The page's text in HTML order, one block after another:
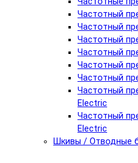
Частотный
Частотный
Частотный
Частотный
Частотный
Частотный
Частотный
Electric
Частотный
Electric
Шкивы / Отводные